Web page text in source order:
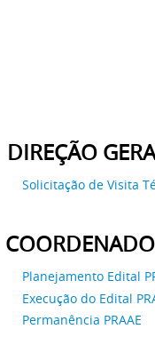
DIREÇÃO
Solicitação de Visita
Planejamento Edital
Execução do Edital
Permanência PRAAE